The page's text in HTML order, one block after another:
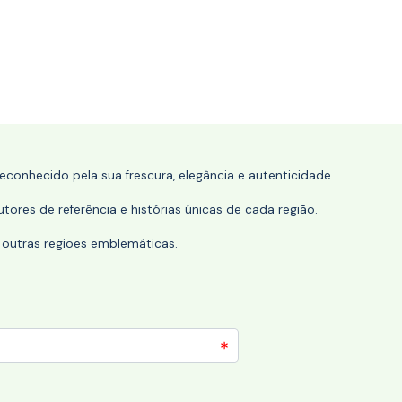
pela sua frescura, elegância e autenticidade.
de referência e histórias únicas de cada região.
regiões emblemáticas.